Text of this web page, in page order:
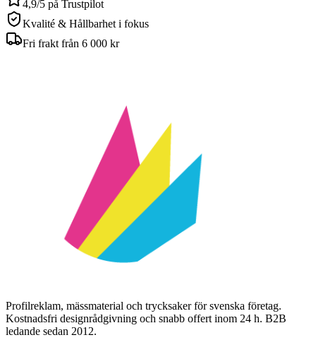
4,9/5 på Trustpilot
Kvalité & Hållbarhet i fokus
Fri frakt från 6 000 kr
Profilreklam, mässmaterial och trycksaker för svenska företag.
Kostnadsfri designrådgivning och snabb offert inom 24 h. B2B
ledande sedan 2012.